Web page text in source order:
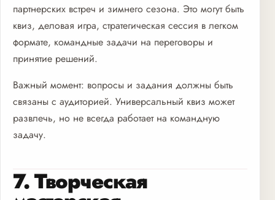
партнерских встреч и зимнего сезона. Это могут быть
квиз, деловая игра, стратегическая сессия в легком
формате, командные задачи на переговоры и
принятие решений.
Важный момент: вопросы и задания должны быть
связаны с аудиторией. Универсальный квиз может
развлечь, но не всегда работает на командную
задачу.
7. Творческая